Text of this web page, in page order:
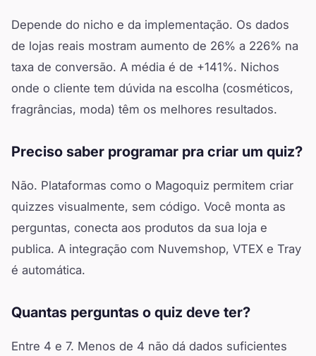
Depende do nicho e da implementação. Os dados
de lojas reais mostram aumento de 26% a 226% na
taxa de conversão. A média é de +141%. Nichos
onde o cliente tem dúvida na escolha (cosméticos,
fragrâncias, moda) têm os melhores resultados.
Preciso saber programar pra criar um quiz?
Não. Plataformas como o Magoquiz permitem criar
quizzes visualmente, sem código. Você monta as
perguntas, conecta aos produtos da sua loja e
publica. A integração com Nuvemshop, VTEX e Tray
é automática.
Quantas perguntas o quiz deve ter?
Entre 4 e 7. Menos de 4 não dá dados suficientes